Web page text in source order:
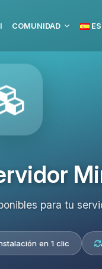
COMUNIDAD
para tu
en 1 clic